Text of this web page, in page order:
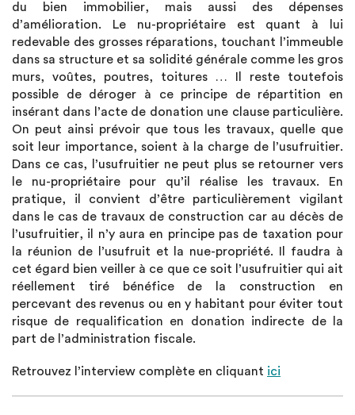
du bien immobilier, mais aussi des dépenses
d’amélioration. Le nu-propriétaire est quant à lui
redevable des grosses réparations, touchant l’immeuble
dans sa structure et sa solidité générale comme les gros
murs, voûtes, poutres, toitures … Il reste toutefois
possible de déroger à ce principe de répartition en
insérant dans l’acte de donation une clause particulière.
On peut ainsi prévoir que tous les travaux, quelle que
soit leur importance, soient à la charge de l’usufruitier.
Dans ce cas, l’usufruitier ne peut plus se retourner vers
le nu-propriétaire pour qu’il réalise les travaux. En
pratique, il convient d’être particulièrement vigilant
dans le cas de travaux de construction car au décès de
l’usufruitier, il n’y aura en principe pas de taxation pour
la réunion de l’usufruit et la nue-propriété. Il faudra à
cet égard bien veiller à ce que ce soit l’usufruitier qui ait
réellement tiré bénéfice de la construction en
percevant des revenus ou en y habitant pour éviter tout
risque de requalification en donation indirecte de la
part de l’administration fiscale.
Retrouvez l’interview complète en cliquant ici